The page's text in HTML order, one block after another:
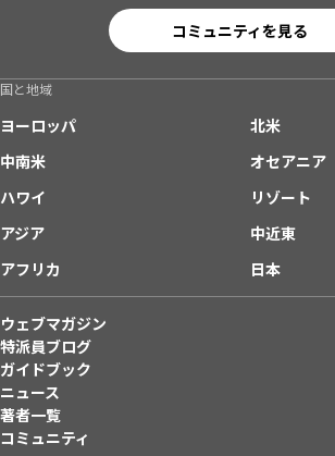
コミュニティを見る
国と地域
ヨーロッパ
北米
中南米
オセアニア
ハワイ
リゾート
アジア
中近東
アフリカ
日本
ウェブマガジン
特派員ブログ
ガイドブック
ニュース
著者一覧
コミュニティ